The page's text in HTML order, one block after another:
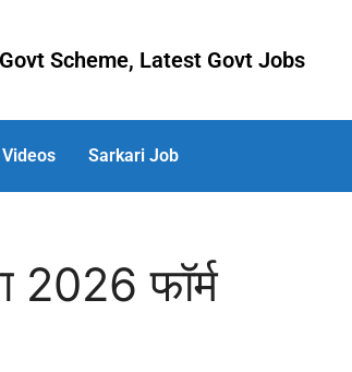
Scheme, Latest Govt Jobs
Sarkari Job
2026 फॉर्म